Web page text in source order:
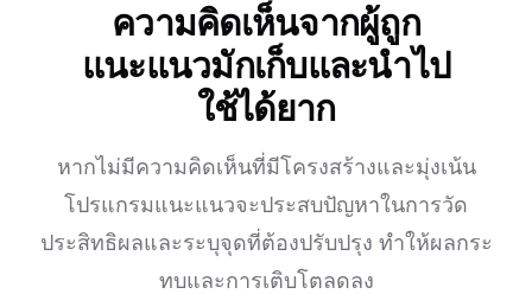
ความคิดเห็นจากผู้ถูก
แนะแนวมักเก็บและนำไป
ใช้ได้ยาก
หากไม่มีความคิดเห็นที่มีโครงสร้างและมุ่งเน้น
โปรแกรมแนะแนวจะประสบปัญหาในการวัด
ประสิทธิผลและระบุจุดที่ต้องปรับปรุง ทำให้ผลกระ
ทบและการเติบโตลดลง